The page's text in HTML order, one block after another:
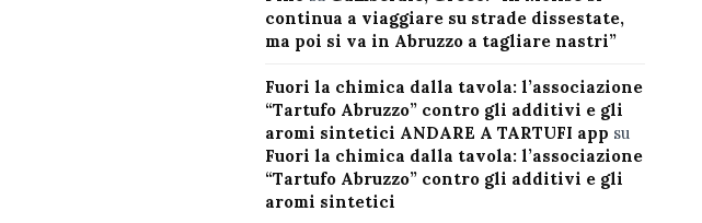
continua a viaggiare su strade dissestate,
ma poi si va in Abruzzo a tagliare nastri”
Fuori la chimica dalla tavola: l’associazione
“Tartufo Abruzzo” contro gli additivi e gli
aromi sintetici ANDARE A TARTUFI app su
Fuori la chimica dalla tavola: l’associazione
“Tartufo Abruzzo” contro gli additivi e gli
aromi sintetici